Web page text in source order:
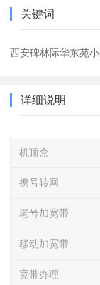
关键词
西安碑林际华东苑
详细说明
机顶盒
携号转网
老号加宽带
移动加宽带
宽带办理